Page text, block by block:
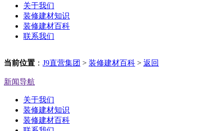
关于我们
装修建材知识
装修建材百科
联系我们
当前位置 ： J9直营集团 > 装修建材百科 > 返回
新闻导航
关于我们
装修建材知识
装修建材百科